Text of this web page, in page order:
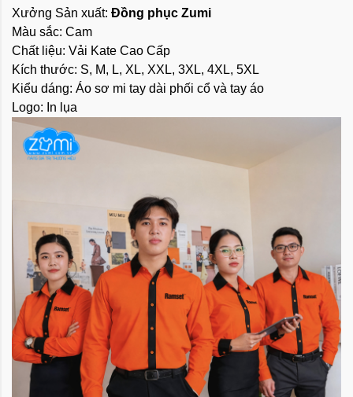
Xưởng Sản xuất: Đồng phục Zumi
Màu sắc: Cam
Chất liệu: Vải Kate Cao Cấp
Kích thước: S, M, L, XL, XXL, 3XL, 4XL, 5XL
Kiểu dáng: Áo sơ mi tay dài phối cổ và tay áo
Logo: In lụa